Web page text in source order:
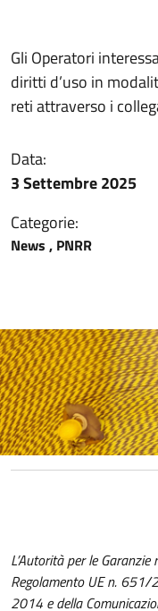
Gli Operatori
diritti d’uso in
reti attraverso i
Data:
3 Settembre 2025
Categorie:
News , PNRR
L’Autorità per le
Regolamento UE n. 651/
2014 e della